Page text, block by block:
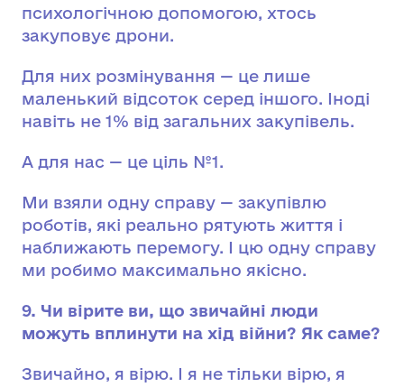
психологічною допомогою, хтось
закуповує дрони.
Для них розмінування — це лише
маленький відсоток серед іншого. Іноді
навіть не 1% від загальних закупівель.
А для нас — це ціль №1.
Ми взяли одну справу — закупівлю
роботів, які реально рятують життя і
наближають перемогу. І цю одну справу
ми робимо максимально якісно.
9. Чи вірите ви, що звичайні люди
можуть вплинути на хід війни? Як саме?
Звичайно, я вірю. І я не тільки вірю, я